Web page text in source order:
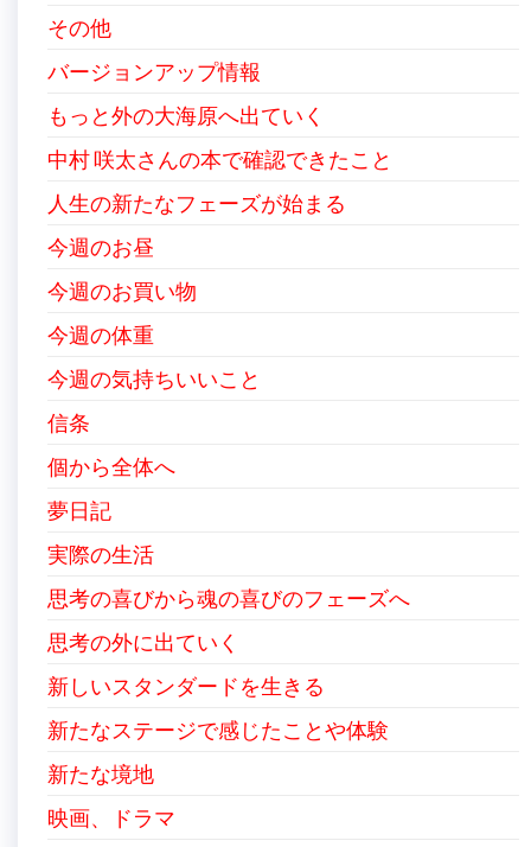
その他
バージョンアップ情報
もっと外の大海原へ出ていく
中村 咲太さんの本で確認できたこと
人生の新たなフェーズが始まる
今週のお昼
今週のお買い物
今週の体重
今週の気持ちいいこと
信条
個から全体へ
夢日記
実際の生活
思考の喜びから魂の喜びのフェーズへ
思考の外に出ていく
新しいスタンダードを生きる
新たなステージで感じたことや体験
新たな境地
映画、ドラマ